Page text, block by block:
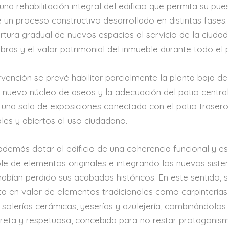
rehabilitación integral del edificio que permita su
un proceso constructivo desarrollado en distintas
gradual de nuevos espacios al servicio de la
y el valor patrimonial del inmueble durante todo el
se prevé habilitar parcialmente la planta baja
nuevo núcleo de aseos y la adecuación del patio
sala de exposiciones conectada con el patio
y abiertos al uso ciudadano.
dotar al edificio de una coherencia funcional y
de elementos originales e integrando los nuevos
perdido sus acabados históricos. En este sentido,
en valor de elementos tradicionales como
cerámicas, yeserías y azulejería,
y respetuosa, concebida para no restar